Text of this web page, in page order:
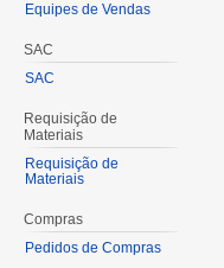
Equipes de Vendas
SAC
SAC
Requisição de
Materiais
Requisição de
Materiais
Compras
Pedidos de Compras